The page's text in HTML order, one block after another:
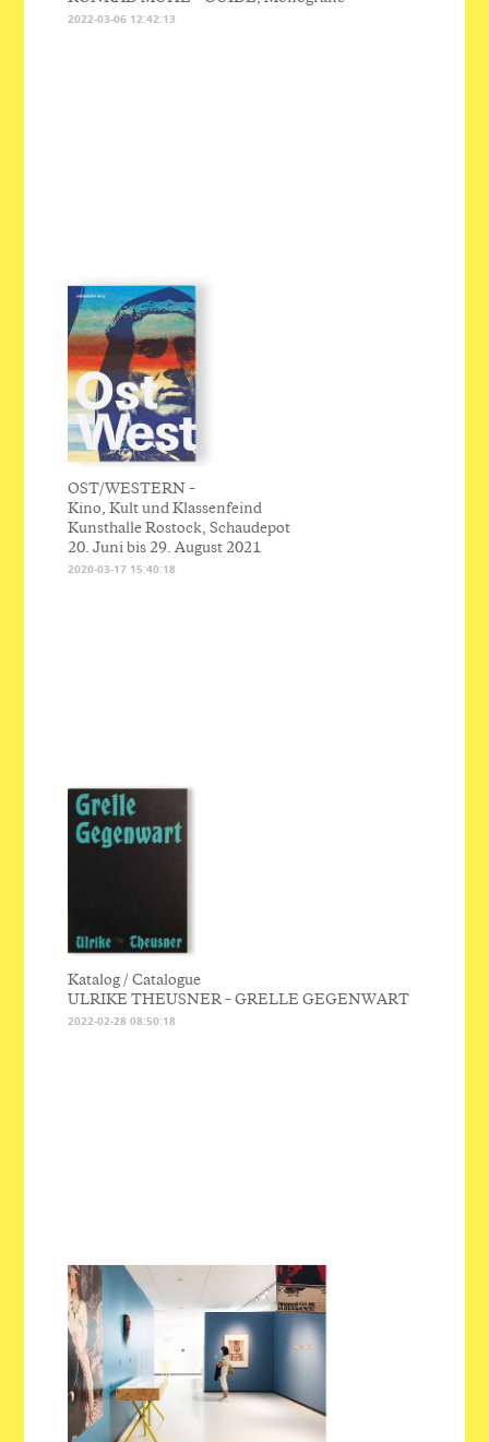
2022-03-06 12:42:13
OST/WESTERN –
Kino, Kult und Klassenfeind
Kunsthalle Rostock, Schaudepot
20. Juni bis 29. August 2021
2020-03-17 15:40:18
Katalog / Catalogue
ULRIKE THEUSNER – GRELLE GEGENWART
2022-02-28 08:50:18